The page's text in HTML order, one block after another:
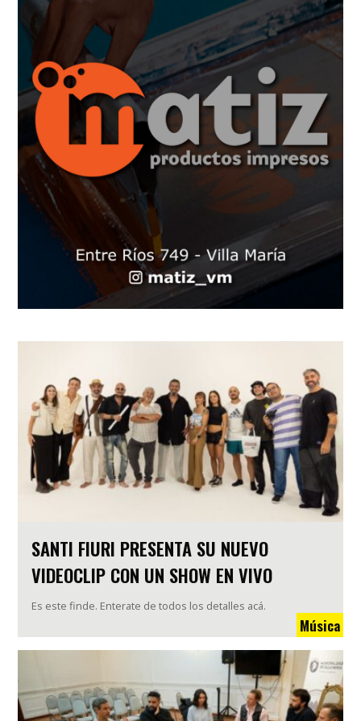
SANTI FIURI PRESENTA SU NUEVO
VIDEOCLIP CON UN SHOW EN VIVO
Es este finde. Enterate de todos los detalles acá.
Música